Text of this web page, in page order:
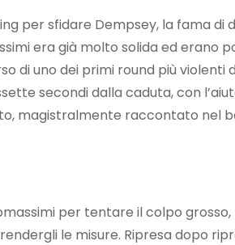
per sfidare Dempsey, la fama
era già molto solida ed erano
di uno dei primi round più violenti
secondi dalla caduta, con
magistralmente raccontato nel
per tentare il colpo
le misure. Ripresa dopo